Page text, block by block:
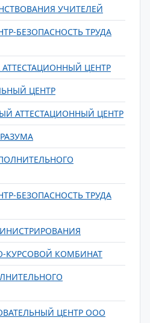
УЧИТЕЛЕЙ
БЕЗОПАСНОСТЬ ТРУДА
ЦЕНТР
ЦЕНТР
АТТЕСТАЦИОННЫЙ ЦЕНТР
БЕЗОПАСНОСТЬ ТРУДА
КУРСОВОЙ КОМБИНАТ
ЦЕНТР ООО